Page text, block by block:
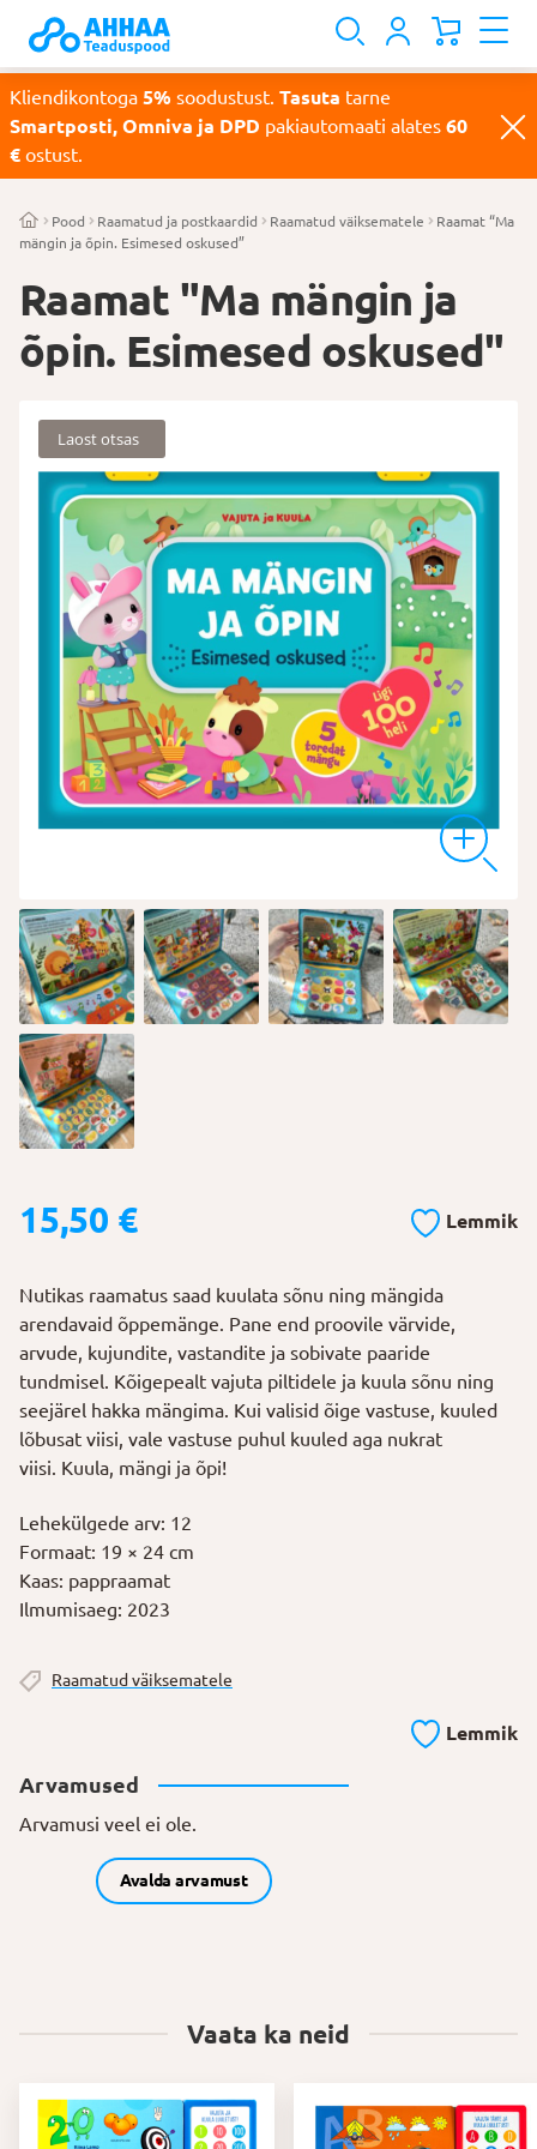
Kliendikontoga 5% soodustust. Tasuta tarne
Smartposti, Omniva ja DPD pakiautomaati alates 60
€ ostust.
Pood Raamatud ja postkaardid Raamatud väiksematele
Raamat “Ma
mängin ja õpin. Esimesed oskused”
Raamat "Ma mängin ja
õpin. Esimesed oskused"
Laost otsas
15,50 € Lemmik
Nutikas raamatus saad kuulata sõnu ning mängida
arendavaid õppemänge. Pane end proovile värvide,
arvude, kujundite, vastandite ja sobivate paaride
tundmisel. Kõigepealt vajuta piltidele ja kuula sõnu ning
seejärel hakka mängima. Kui valisid õige vastuse, kuuled
lõbusat viisi, vale vastuse puhul kuuled aga nukrat
viisi. Kuula, mängi ja õpi!
Lehekülgede arv: 12
Formaat: 19 × 24 cm
Kaas: pappraamat
Ilmumisaeg: 2023
Lemmik
Raamatud väiksematele
Arvamused
Arvamusi veel ei ole.
Avalda arvamust
Vaata ka neid